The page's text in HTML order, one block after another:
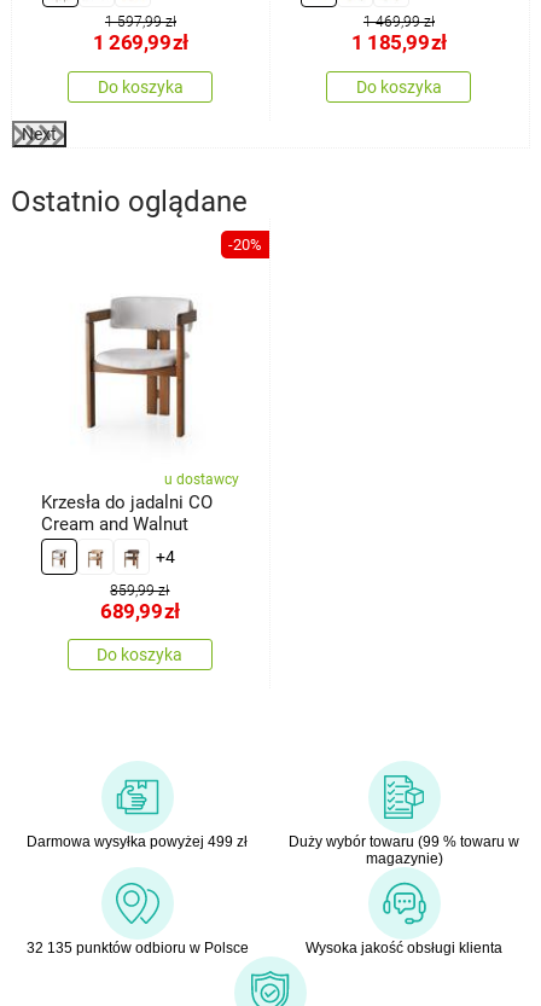
1 597,99 zł
1 269,99zł
Do koszyka
1 469,99 zł
1 185,99zł
Do koszyka
Next
Ostatnio oglądane
-20%
u dostawcy
Krzesła do jadalni CO
Cream and Walnut
+4
859,99 zł
689,99zł
Do koszyka
Darmowa wysyłka powyżej 499 zł
Duży wybór towaru (99 % towaru w
magazynie)
32 135 punktów odbioru w Polsce Wysoka jakość obsługi klienta